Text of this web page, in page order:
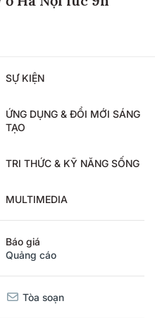
SỰ KIỆN
ỨNG DỤNG & ĐỔI MỚI SÁNG
TẠO
TRI THỨC & KỸ NĂNG SỐNG
MULTIMEDIA
Báo giá
Quảng cáo
Tòa soạn